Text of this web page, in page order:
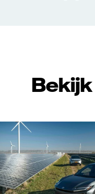
Vattenfall/Hans-Peter